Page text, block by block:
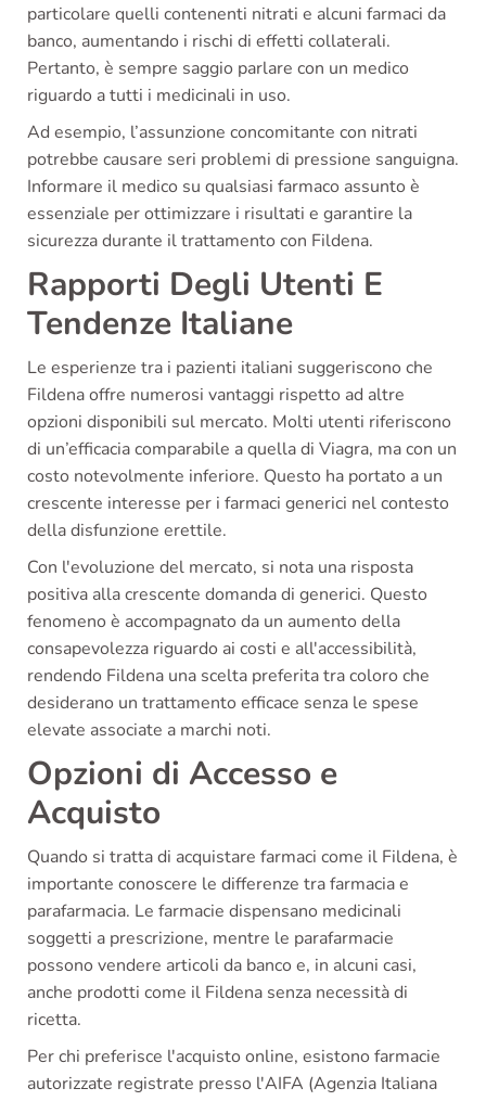
particolare quelli contenenti nitrati e alcuni farmaci da
banco, aumentando i rischi di effetti collaterali.
Pertanto, è sempre saggio parlare con un medico
riguardo a tutti i medicinali in uso.
Ad esempio, l’assunzione concomitante con nitrati
potrebbe causare seri problemi di pressione sanguigna.
Informare il medico su qualsiasi farmaco assunto è
essenziale per ottimizzare i risultati e garantire la
sicurezza durante il trattamento con Fildena.
Rapporti Degli Utenti E
Tendenze Italiane
Le esperienze tra i pazienti italiani suggeriscono che
Fildena offre numerosi vantaggi rispetto ad altre
opzioni disponibili sul mercato. Molti utenti riferiscono
di un’efficacia comparabile a quella di Viagra, ma con un
costo notevolmente inferiore. Questo ha portato a un
crescente interesse per i farmaci generici nel contesto
della disfunzione erettile.
Con l'evoluzione del mercato, si nota una risposta
positiva alla crescente domanda di generici. Questo
fenomeno è accompagnato da un aumento della
consapevolezza riguardo ai costi e all'accessibilità,
rendendo Fildena una scelta preferita tra coloro che
desiderano un trattamento efficace senza le spese
elevate associate a marchi noti.
Opzioni di Accesso e
Acquisto
Quando si tratta di acquistare farmaci come il Fildena, è
importante conoscere le differenze tra farmacia e
parafarmacia. Le farmacie dispensano medicinali
soggetti a prescrizione, mentre le parafarmacie
possono vendere articoli da banco e, in alcuni casi,
anche prodotti come il Fildena senza necessità di
ricetta.
Per chi preferisce l'acquisto online, esistono farmacie
autorizzate registrate presso l'AIFA (Agenzia Italiana